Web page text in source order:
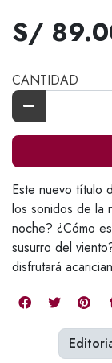
S/
CANTIDAD
Este nuevo título
los sonidos de la
noche? ¿Cómo
susurro del
disfrutará